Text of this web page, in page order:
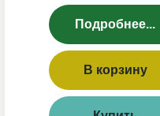
Подробнее...
В корзину